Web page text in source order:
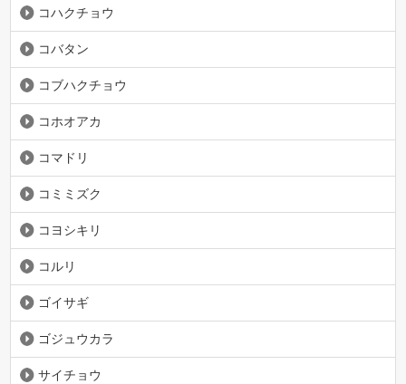
コハクチョウ
コバタン
コブハクチョウ
コホオアカ
コマドリ
コミミズク
コヨシキリ
コルリ
ゴイサギ
ゴジュウカラ
サイチョウ